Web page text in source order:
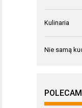
Kulinaria
Nie samą